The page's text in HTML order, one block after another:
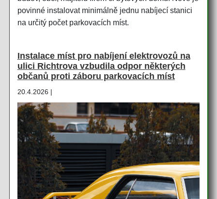
povinné instalovat minimálně jednu nabíjecí stanici
na určitý počet parkovacích míst.
Instalace míst pro nabíjení elektrovozů na
ulici Richtrova vzbudila odpor některých
občanů proti záboru parkovacích míst
20.4.2026 |